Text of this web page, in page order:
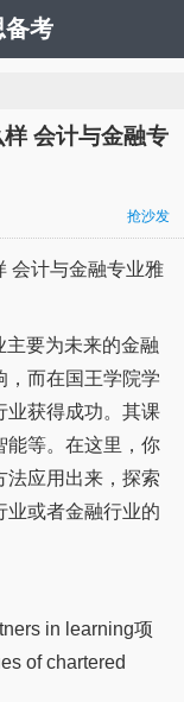
备考
会计与金融专
抢沙发
会计与金融专业雅
要为未来的金融
，而在国王学院学
业获得成功。其课
能等。在这里，你
法应用出来，探索
业或者金融行业的
in learning项
of chartered